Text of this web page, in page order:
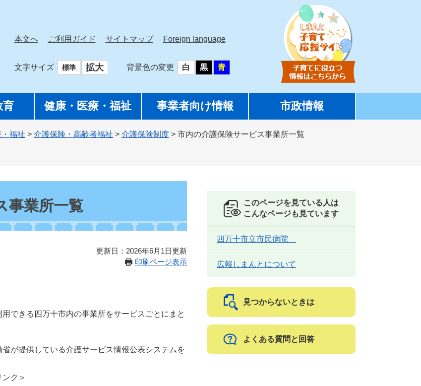
本文へ ご利用ガイド サイトマップ Foreign language
文字サイズ 標準 拡大 背景色の変更 白 黒 青
育 健康・医療・福祉 事業者向け情報 市政情報
福祉 > 介護保険・高齢者福祉 > 介護保険制度 > 市内の介護保険サービス事業所一覧
事業所一覧
更新日：2026年6月1日更新
印刷ページ表示
できる四万十市内の事業所をサービスごとにまと
が提供している介護サービス情報公表システムを
ンク＞
このページを見ている人は
こんなページも見ています
四万十市立市民病院
広報しまんとについて
見つからないときは
よくある質問と回答